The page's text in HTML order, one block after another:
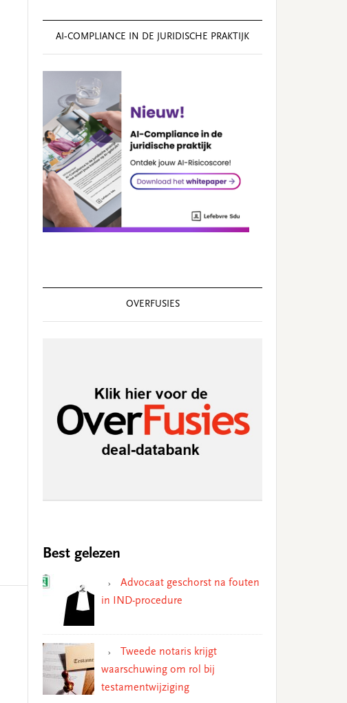
AI‑COMPLIANCE IN DE JURIDISCHE PRAKTIJK
OVERFUSIES
Best gelezen
Advocaat geschorst na fouten
in IND-procedure
Tweede notaris krijgt
waarschuwing om rol bij
testamentwijziging